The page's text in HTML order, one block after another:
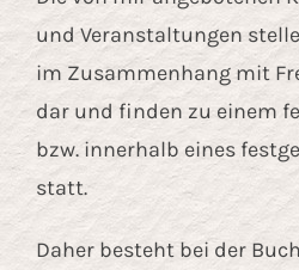
und Veranstaltungen
im Zusammenhang mit
dar und finden zu einem
bzw. innerhalb eines
statt.
Daher besteht bei der